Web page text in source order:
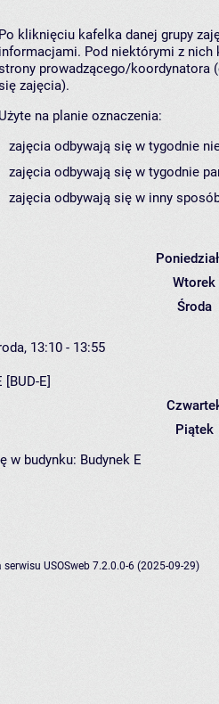
Po kliknięciu kafelka danej grupy
informacjami. Pod niektórymi z nich
prowadzącego/koordynatora
zajęcia).
Użyte na planie oznaczenia:
zajęcia odbywają się w tygodnie
zajęcia odbywają się w tygodnie
zajęcia odbywają się w inny
Wtorek
Środa
13:10 - 13:55
[BUD-E]
Piątek
w budynku: Budynek E
serwisu USOSweb 7.2.0.0-6 (2025-09-29)